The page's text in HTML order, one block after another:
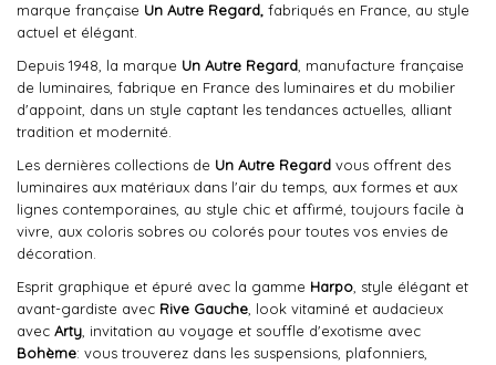
marque française Un Autre Regard, fabriqués en France, au style
actuel et élégant.
Depuis 1948, la marque Un Autre Regard , manufacture française
de luminaires, fabrique en France des luminaires et du mobilier
d'appoint, dans un style captant les tendances actuelles, alliant
tradition et modernité.
Les dernières collections de Un Autre Regard vous offrent des
luminaires aux matériaux dans l'air du temps, aux formes et aux
lignes contemporaines, au style chic et affirmé, toujours facile à
vivre, aux coloris sobres ou colorés pour toutes vos envies de
décoration.
Esprit graphique et épuré avec la gamme Harpo , style élégant et
avant-gardiste avec Rive Gauche , look vitaminé et audacieux
avec Arty , invitation au voyage et souffle d'exotisme avec
Bohème: vous trouverez dans les suspensions, plafonniers,